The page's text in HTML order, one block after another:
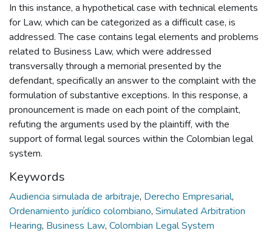
In this instance, a hypothetical case with technical elements
for Law, which can be categorized as a difficult case, is
addressed. The case contains legal elements and problems
related to Business Law, which were addressed
transversally through a memorial presented by the
defendant, specifically an answer to the complaint with the
formulation of substantive exceptions. In this response, a
pronouncement is made on each point of the complaint,
refuting the arguments used by the plaintiff, with the
support of formal legal sources within the Colombian legal
system.
Keywords
Audiencia simulada de arbitraje, Derecho Empresarial,
Ordenamiento jurídico colombiano, Simulated Arbitration
Hearing, Business Law, Colombian Legal System